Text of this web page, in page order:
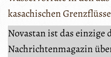
kasachischen
Novastan ist das einzige
Nachrichtenmagazin